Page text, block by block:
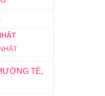
TÈ,